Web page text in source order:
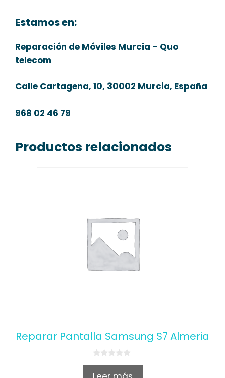
Estamos en:
Reparación de Móviles Murcia – Quo
telecom
Calle Cartagena, 10, 30002 Murcia, España
968 02 46 79
Productos relacionados
Reparar Pantalla Samsung S7 Almeria
0